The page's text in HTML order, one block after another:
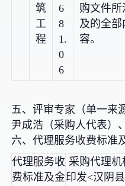
筑
工
程
6
8
1.
0
6
购文件所
及的全部
容。
五、评审专家（单一来
尹成浩（采购人代表）
六、代理服务收费标准
代理服务收
费标准及金
采购代理
印发<汉阴